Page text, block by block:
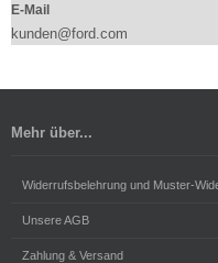
E-Mail
kunden@ford.com
Mehr über...
Widerrufsbelehrung und Muster-
Unsere AGB
Zahlung & Versand